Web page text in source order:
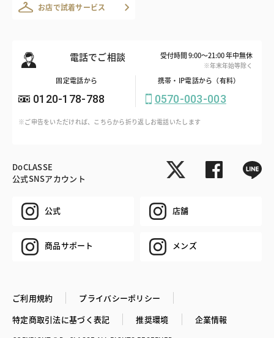
お店で試着サービス
電話でご相談 受付時間 9:00～21:00 年中無休
※年末年始等除く
固定電話から
0120-178-788
携帯・IP電話から（有料）
0570-003-003
※ご申告をいただければ、こちらから折り返しお電話いたします
DoCLASSE
公式SNSアカウント
公式 店舗
商品サポート メンズ
ご利用規約
プライバシーポリシー
特定商取引法に基づく表記
推奨環境 企業情報